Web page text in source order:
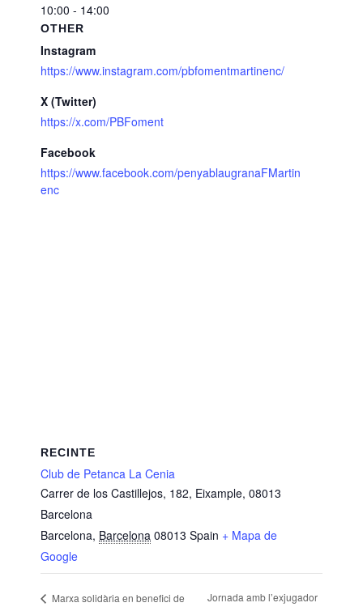
10:00 - 14:00
OTHER
Instagram
https://www.instagram.com/pbfomentmartinenc/
X (Twitter)
https://x.com/PBFoment
Facebook
https://www.facebook.com/penyablaugranaFMartin
enc
RECINTE
Club de Petanca La Cenia
Carrer de los Castillejos, 182, Eixample, 08013
Barcelona
Barcelona, Barcelona 08013 Spain + Mapa de
Google
Marxa solidària en benefici de
Jornada amb l’exjugador